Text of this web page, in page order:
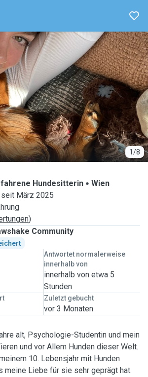
1/8
Hundesitterin
Wien
März 2025
)
Community
Antwortet normalerweise
innerhalb von
innerhalb von etwa 5
Stunden
Zuletzt gebucht
vor 3 Monaten
alt, Psychologie-Studentin und mein
und vor Allem Hunden dieser Welt.
10. Lebensjahr mit Hunden
meine Liebe für sie sehr geprägt hat.